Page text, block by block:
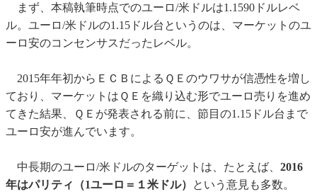
まず、本稿執筆時点でのユーロ/米ドルは1.1590ドルレベ
ル。ユーロ/米ドルの1.15ドル台というのは、マーケットのユ
ーロ安のコンセンサスだったレベル。
2015年年初からＥＣＢによるＱＥのウワサが信憑性を増し
ており、マーケットはＱＥを織り込む形でユーロ売りを進め
てきた結果、ＱＥが発表される前に、節目の1.15ドル台まで
ユーロ安が進んでいます。
中長期のユーロ/米ドルのターゲットは、たとえば、 2016
年はパリティ（1ユーロ＝１米ドル）
という意見も多数。